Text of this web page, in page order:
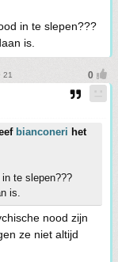
in te slepen???
is.
21
bianconeri het
te slepen???
is.
nood zijn
ze niet altijd